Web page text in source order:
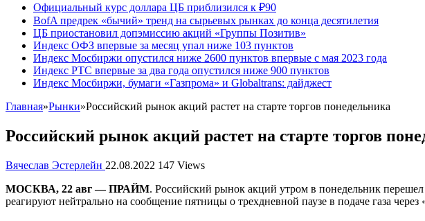
Официальный курс доллара ЦБ приблизился к ₽90
BofA предрек «бычий» тренд на сырьевых рынках до конца десятилетия
ЦБ приостановил допэмиссию акций «Группы Позитив»
Индекс ОФЗ впервые за месяц упал ниже 103 пунктов
Индекс Мосбиржи опустился ниже 2600 пунктов впервые с мая 2023 года
Индекс РТС впервые за два года опустился ниже 900 пунктов
Индекс Мосбиржи, бумаги «Газпрома» и Globaltrans: дайджест
Главная»Рынки»Российский рынок акций растет на старте торгов понедельника
Российский рынок акций растет на старте торгов
Вячеслав Эстерлейн 22.08.2022 147 Views
МОСКВА, 22 авг — ПРАЙМ. Российский рынок акций утром в понедельник
реагируют нейтрально на сообщение пятницы о трехдневной паузе в подаче газа